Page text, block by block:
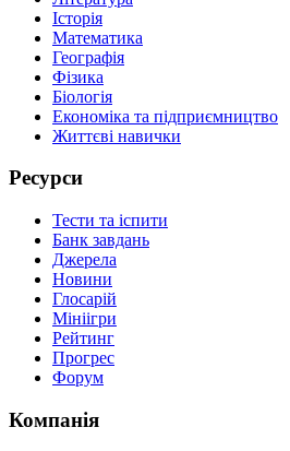
Історія
Математика
Географія
Фізика
Біологія
Економіка та підприємництво
Життєві навички
Ресурси
Тести та іспити
Банк завдань
Джерела
Новини
Глосарій
Мініігри
Рейтинг
Прогрес
Форум
Компанія